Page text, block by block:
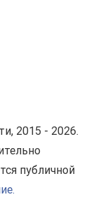
2015 - 2026.
публичной